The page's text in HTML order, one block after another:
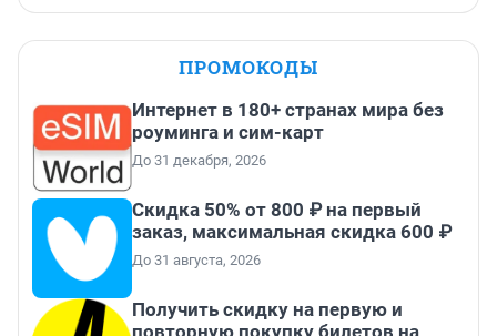
ПРОМОКОДЫ
Интернет в 180+ странах мира без
роуминга и сим-карт
До 31 декабря, 2026
Скидка 50% от 800 ₽ на первый
заказ, максимальная скидка 600 ₽
До 31 августа, 2026
Получить скидку на первую и